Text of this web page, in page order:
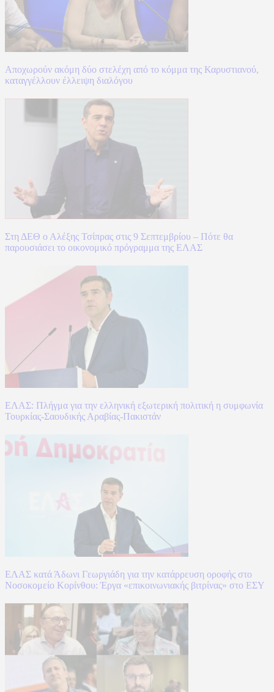
Αποχωρούν ακόμη δύο στελέχη από το κόμμα της Καρυστιανού,
καταγγέλλουν έλλειψη διαλόγου
Στη ΔΕΘ ο Αλέξης Τσίπρας στις 9 Σεπτεμβρίου – Πότε θα
παρουσιάσει το οικονομικό πρόγραμμα της ΕΛΑΣ
ΕΛΑΣ: Πλήγμα για την ελληνική εξωτερική πολιτική η συμφωνία
Τουρκίας-Σαουδικής Αραβίας-Πακιστάν
ΕΛΑΣ κατά Άδωνι Γεωργιάδη για την κατάρρευση οροφής στο
Νοσοκομείο Κορίνθου: Έργα «επικοινωνιακής βιτρίνας» στο ΕΣΥ